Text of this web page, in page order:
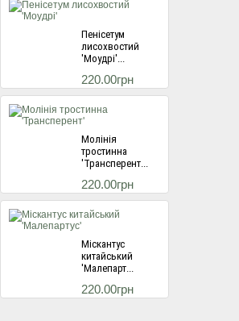
Пенісетум
лисохвостий
'Моудрі'...
220.00грн
Молінія
тростинна
'Трансперент...
220.00грн
Міскантус
китайський
'Малепарт...
220.00грн